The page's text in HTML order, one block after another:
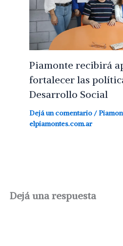
Piamonte recibirá
fortalecer las
Desarrollo Social
Dejá un comentario /
elpiamontes.com.ar
Dejá una respuesta